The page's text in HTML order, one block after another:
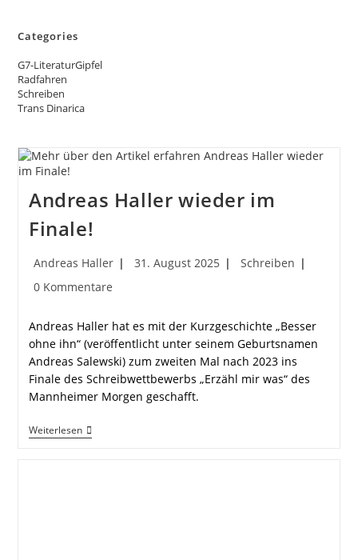
Categories
G7-LiteraturGipfel
Radfahren
Schreiben
Trans Dinarica
Andreas Haller wieder im
Finale!
Beitrags-
Andreas Haller
Beitrag
31. August 2025
Beitrags-
Schreiben
Beitrags-
0 Kommentare
Andreas Haller hat es mit der Kurzgeschichte „Besser
ohne ihn“ (veröffentlicht unter seinem Geburtsnamen
Andreas Salewski) zum zweiten Mal nach 2023 ins
Finale des Schreibwettbewerbs „Erzähl mir was“ des
Mannheimer Morgen geschafft.
WeiterlesenAndreas
Haller